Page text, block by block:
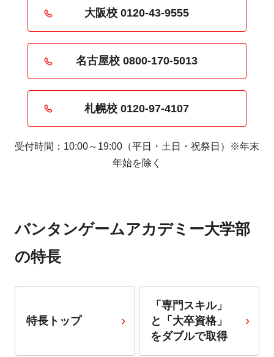
大阪校 0120-43-9555
名古屋校 0800-170-5013
札幌校 0120-97-4107
受付時間：10:00～19:00（平日・土日・祝祭日）※年末
年始を除く
バンタンゲームアカデミー大学部
の特長
特長トップ
「専門スキル」
と「大卒資格」
をダブルで取得